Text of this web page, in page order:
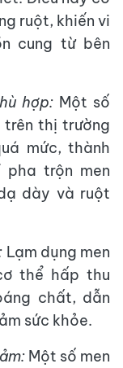
ruột, khiến vi
cung từ bên
hợp: Một số
trên thị trường
mức, thành
pha trộn men
dày và ruột
Lạm dụng men
thể hấp thu
chất, dẫn
sức khỏe.
Một số men